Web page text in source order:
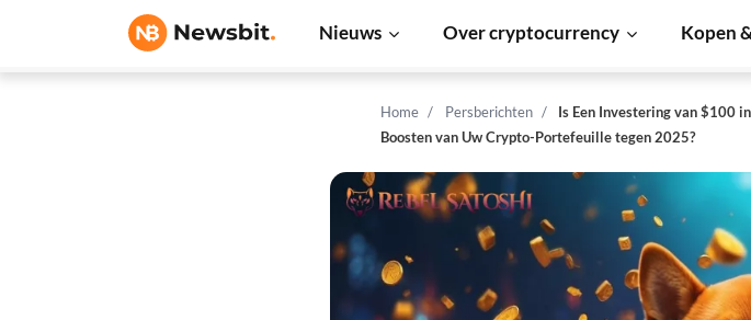
Nieuws Over cryptocurrency Kopen
Home Persberichten
Is Een Investering van $100
Boosten van Uw Crypto-Portefeuille tegen 2025?